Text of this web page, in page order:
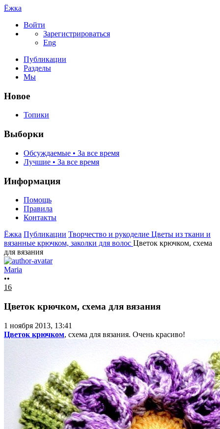
Ёжка
Войти
Зарегистрироваться
Eng
Публикации
Разделы
Мы
Новое
Топики
Выборки
Обсуждаемые • За все время
Лучшие • За все время
Информация
Помощь
Правила
Контакты
Ёжка Публикации Творчество и рукоделие Цветы из ткани и
вязанные крючком, заколки для волос Цветок крючком, схема
для вязания
Maria
••
16
Цветок крючком, схема для вязания
1 ноября 2013, 13:41
Цветок крючком, схема для вязания. Очень красиво!